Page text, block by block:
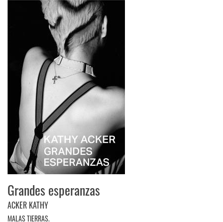
Grandes esperanzas
ACKER KATHY
MALAS TIERRAS.